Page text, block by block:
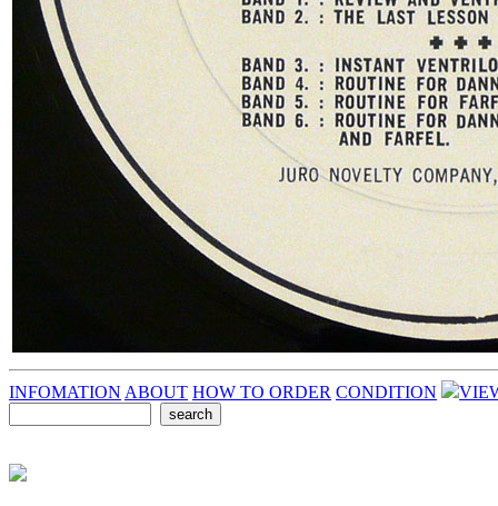
INFOMATION ABOUT HOW TO ORDER CONDITION